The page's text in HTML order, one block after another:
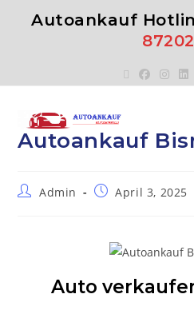
Autoankauf
Autoankauf
Admin April 3, 2025
Auto